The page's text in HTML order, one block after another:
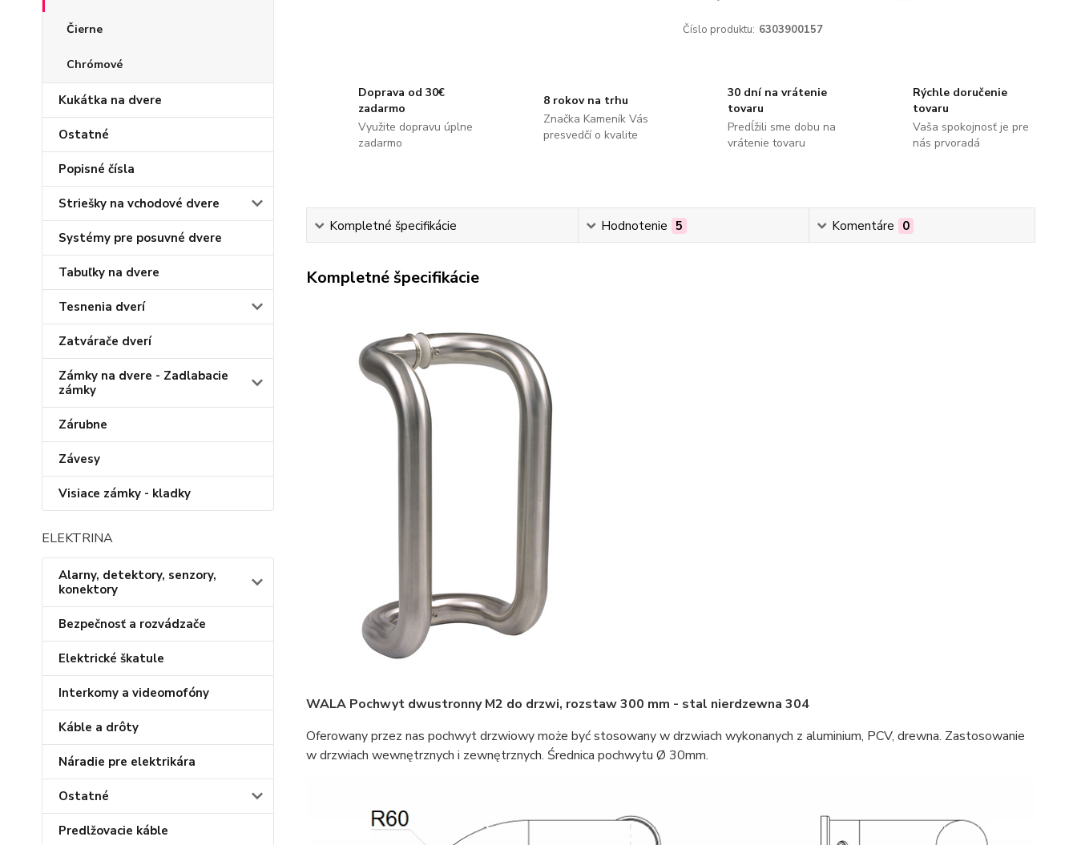
Čierne
Chrómové
Kukátka na dvere
Ostatné
Popisné čísla
Striešky na vchodové dvere
Systémy pre posuvné dvere
Tabuľky na dvere
Tesnenia dverí
Zatvárače dverí
Zámky na dvere - Zadlabacie
zámky
Zárubne
Závesy
Visiace zámky - kladky
ELEKTRINA
Alarny, detektory, senzory,
konektory
Bezpečnosť a rozvádzače
Elektrické škatule
Interkomy a videomofóny
Káble a drôty
Náradie pre elektrikára
Ostatné
Predlžovacie káble
Číslo produktu: 6303900157
Doprava od 30€
zadarmo
Využite dopravu úplne
zadarmo
8 rokov na trhu
Značka Kameník Vás
presvedčí o kvalite
30 dní na vrátenie
tovaru
Predĺžili sme dobu na
vrátenie tovaru
Rýchle doručenie
tovaru
Vaša spokojnosť je pre
nás prvoradá
Kompletné špecifikácie Hodnotenie 5 Komentáre 0
Kompletné špecifikácie
WALA Pochwyt dwustronny M2 do drzwi, rozstaw 300 mm - stal nierdzewna 304
Oferowany przez nas pochwyt drzwiowy może być stosowany w drzwiach wykonanych z aluminium, PCV, drewna. Zastosowanie
w drzwiach wewnętrznych i zewnętrznych. Średnica pochwytu Ø 30mm.